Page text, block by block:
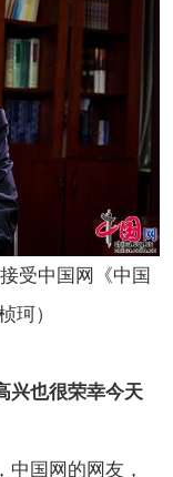
受中国网《中国
珂）
兴也很荣幸今天
中国网的网友，